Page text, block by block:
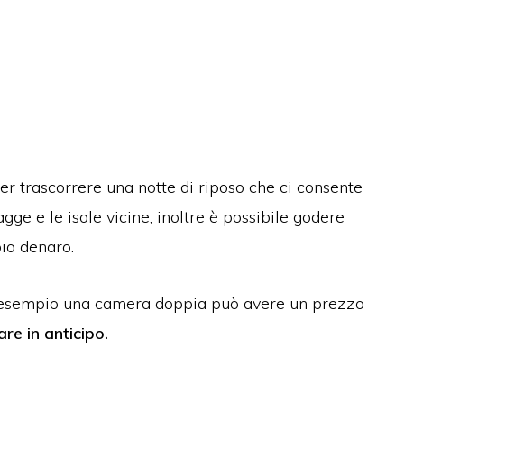
trascorrere una notte di riposo che ci consente
e le isole vicine, inoltre è possibile godere
denaro.
una camera doppia può avere un prezzo
in anticipo.